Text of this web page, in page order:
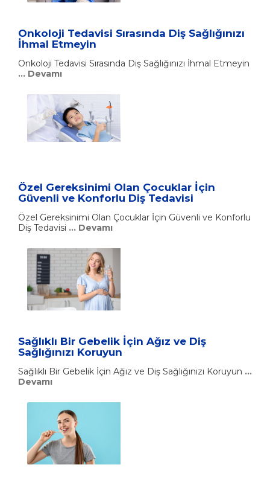
Onkoloji Tedavisi Sırasında Diş Sağlığınızı
İhmal Etmeyin
Onkoloji Tedavisi Sırasında Diş Sağlığınızı İhmal Etmeyin
... Devamı
Özel Gereksinimi Olan Çocuklar İçin
Güvenli ve Konforlu Diş Tedavisi
Özel Gereksinimi Olan Çocuklar İçin Güvenli ve Konforlu
Diş Tedavisi ... Devamı
Sağlıklı Bir Gebelik İçin Ağız ve Diş
Sağlığınızı Koruyun
Sağlıklı Bir Gebelik İçin Ağız ve Diş Sağlığınızı Koruyun ...
Devamı